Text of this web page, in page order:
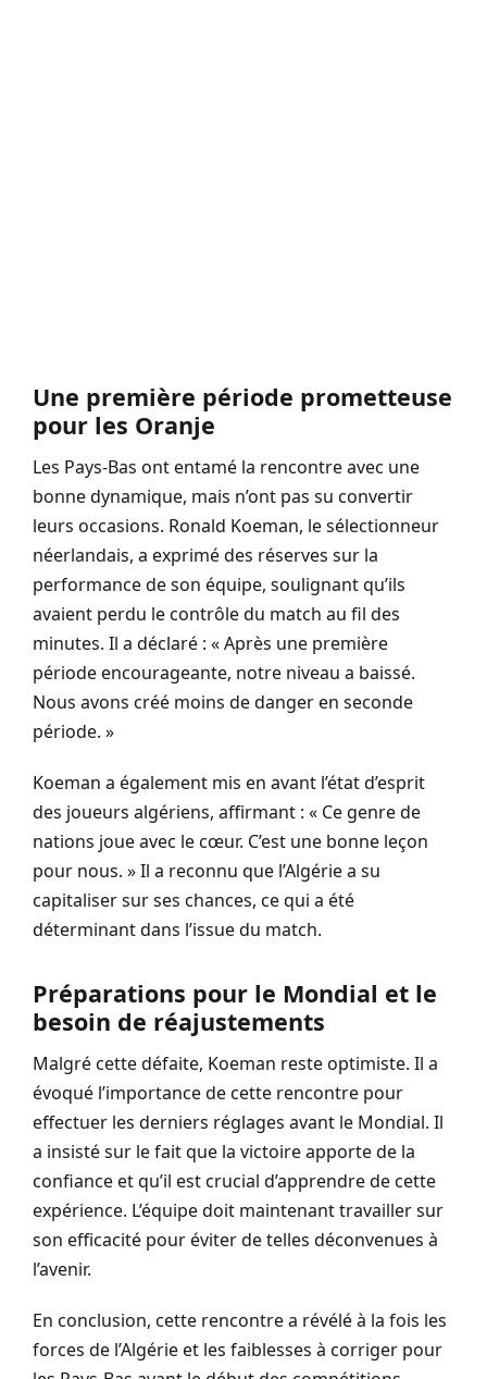
Une première période prometteuse
pour les Oranje
Les Pays-Bas ont entamé la rencontre avec une
bonne dynamique, mais n’ont pas su convertir
leurs occasions. Ronald Koeman, le sélectionneur
néerlandais, a exprimé des réserves sur la
performance de son équipe, soulignant qu’ils
avaient perdu le contrôle du match au fil des
minutes. Il a déclaré : « Après une première
période encourageante, notre niveau a baissé.
Nous avons créé moins de danger en seconde
période. »
Koeman a également mis en avant l’état d’esprit
des joueurs algériens, affirmant : « Ce genre de
nations joue avec le cœur. C’est une bonne leçon
pour nous. » Il a reconnu que l’Algérie a su
capitaliser sur ses chances, ce qui a été
déterminant dans l’issue du match.
Préparations pour le Mondial et le
besoin de réajustements
Malgré cette défaite, Koeman reste optimiste. Il a
évoqué l’importance de cette rencontre pour
effectuer les derniers réglages avant le Mondial. Il
a insisté sur le fait que la victoire apporte de la
confiance et qu’il est crucial d’apprendre de cette
expérience. L’équipe doit maintenant travailler sur
son efficacité pour éviter de telles déconvenues à
l’avenir.
En conclusion, cette rencontre a révélé à la fois les
forces de l’Algérie et les faiblesses à corriger pour